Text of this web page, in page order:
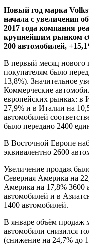
Новый год марка
начала с увеличения
2017 года компания
крупнейшим рынком
200 автомобилей,
В первый месяц нового
покупателям было
13,8%). Значительное
Коммерческие
европейских рынках: в
27,9% и в Италии на
автомобилей
было передано 2400
В Восточной Европе
эквивалентно 2600
Увеличение продаж
Северная Америка на
Америка на 17,8% 3600
автомобилей и в
1400 автомобилей.
В январе объём продаж
автомобили снизился
(снижение на 24,7% до